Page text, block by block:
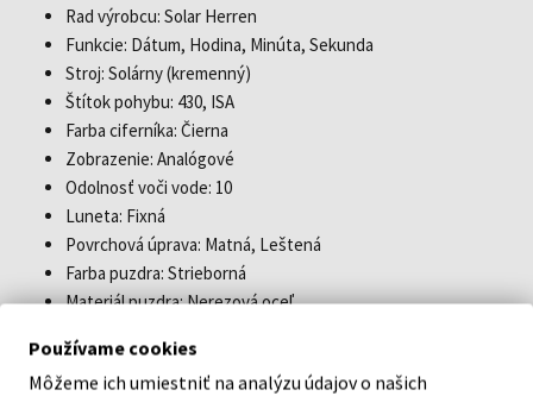
Rad výrobcu: Solar Herren
Funkcie: Dátum, Hodina, Minúta, Sekunda
Stroj: Solárny (kremenný)
Štítok pohybu: 430, ISA
Farba ciferníka: Čierna
Zobrazenie: Analógové
Odolnosť voči vode: 10
Luneta: Fixná
Povrchová úprava: Matná, Leštená
Farba puzdra: Strieborná
Materiál puzdra: Nerezová oceľ
Tvar puzdra: Okrúhly
Šírka puzdra: 42
Používame cookies
Môžeme ich umiestniť na analýzu údajov o našich